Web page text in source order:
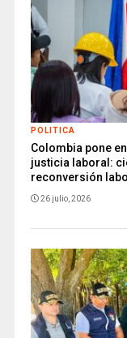
POLITICA
Colombia pone
justicia laboral:
reconversión
26 julio, 2026